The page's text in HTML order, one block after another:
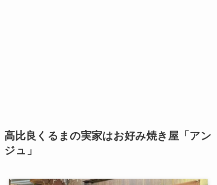
高比良くるまの実家はお好み焼き屋「アン
ジュ」